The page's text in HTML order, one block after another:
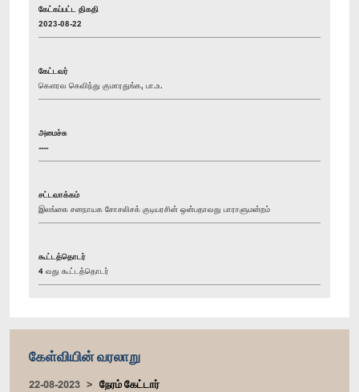
கேட்கப்பட்ட திகதி
2023-08-22
கேட்டவர்
கௌரவ கெவிந்து குமாரதுங்க, பா.உ.
அமைச்சு
----
சட்டவாக்கம்
இலங்கை சனநாயக சோசலிசக் குடியரசின் ஒன்பதாவது பாராளுமன்றம்
கூட்டத்தொடர்
4 வது கூட்டத்தொடர்
கேள்வியின் வரலாறு
22-08-2023
நேரம் கேட்டார்